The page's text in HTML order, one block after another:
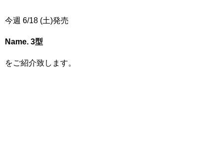
今週 6/18 (土)発売
Name. 3型
をご紹介致します。